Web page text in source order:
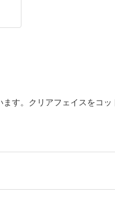
す。クリアフェイスをコッ